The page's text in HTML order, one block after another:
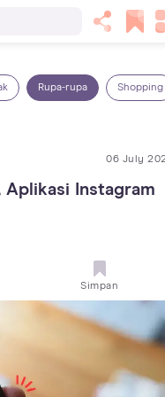
Rupa-rupa Shopping
06 July
Aplikasi Instagram
Simpan